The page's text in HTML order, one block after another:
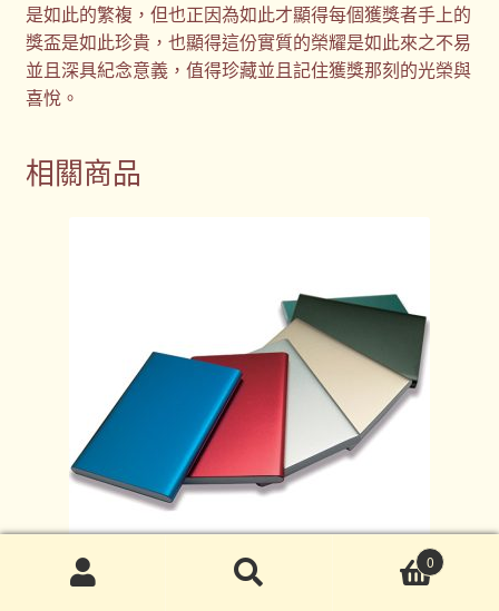
是如此的繁複，但也正因為如此才顯得每個獲獎者手上的
獎盃是如此珍貴，也顯得這份實質的榮耀是如此來之不易
並且深具紀念意義，值得珍藏並且記住獲獎那刻的光榮與
喜悅。
相關商品
0